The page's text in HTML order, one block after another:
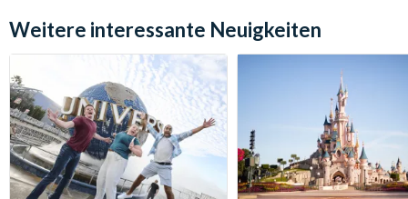
Weitere interessante Neuigkeiten